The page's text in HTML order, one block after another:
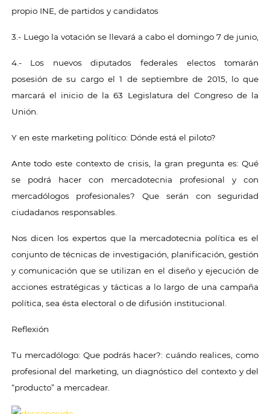
propio INE, de partidos y candidatos
3.- Luego la votación se llevará a cabo el domingo 7 de junio,
4.- Los nuevos diputados federales electos tomarán
posesión de su cargo el 1 de septiembre de 2015, lo que
marcará el inicio de la 63 Legislatura del Congreso de la
Unión.
Y en este marketing político: Dónde está el piloto?
Ante todo este contexto de crisis, la gran pregunta es: Qué
se podrá hacer con mercadotecnia profesional y con
mercadólogos profesionales? Que serán con seguridad
ciudadanos responsables.
Nos dicen los expertos que la mercadotecnia política es el
conjunto de técnicas de investigación, planificación, gestión
y comunicación que se utilizan en el diseño y ejecución de
acciones estratégicas y tácticas a lo largo de una campaña
política, sea ésta electoral o de difusión institucional.
Reflexión
Tu mercadólogo: Que podrás hacer?: cuándo realices, como
profesional del marketing, un diagnóstico del contexto y del
“producto” a mercadear.